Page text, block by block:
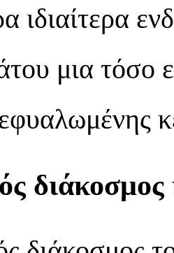
ιδιαίτερα
μια τόσο
διάκοσμος